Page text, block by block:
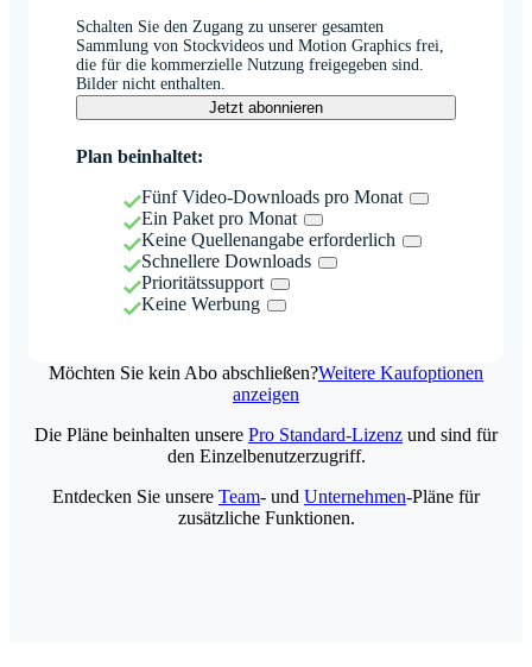
Schalten Sie den Zugang zu unserer gesamten
Sammlung von Stockvideos und Motion Graphics frei,
die für die kommerzielle Nutzung freigegeben sind.
Bilder nicht enthalten.
Jetzt abonnieren
Plan beinhaltet:
Fünf Video-Downloads pro Monat
Ein Paket pro Monat
Keine Quellenangabe erforderlich
Schnellere Downloads
Prioritätssupport
Keine Werbung
Möchten Sie kein Abo abschließen?Weitere Kaufoptionen
anzeigen
Die Pläne beinhalten unsere Pro Standard-Lizenz und sind für
den Einzelbenutzerzugriff.
Entdecken Sie unsere Team- und Unternehmen-Pläne für
zusätzliche Funktionen.